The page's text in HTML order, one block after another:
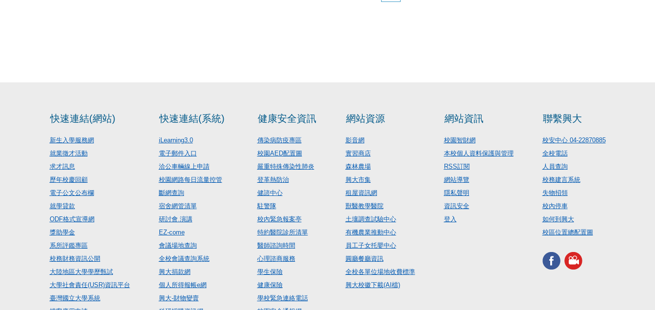
快速連結(網站)
新生入學服務網
就業徵才活動
求才訊息
歷年校慶回顧
電子公文公布欄
就學貸款
ODF格式宣導網
獎助學金
系所評鑑專區
校務財務資訊公開
大陸地區大學學歷甄試
大學社會責任(USR)資訊平台
臺灣國立大學系統
快速連結(系統)
iLearning3.0
電子郵件入口
洽公車輛線上申請
校園網路每日流量控管
斷網查詢
宿舍網管清單
研討會.演講
EZ-come
會議場地查詢
全校會議查詢系統
興大捐款網
個人所得報帳e網
興大-財物變賣
健康安全資訊
傳染病防疫專區
校園AED配置圖
嚴重特殊傳染性肺炎
登革熱防治
健諮中心
駐警隊
校內緊急報案亭
特約醫院診所清單
醫師諮詢時間
心理諮商服務
學生保險
健康保險
學校緊急連絡電話
網站資源
影音網
實習商店
森林農場
興大市集
租屋資訊網
獸醫教學醫院
土壤調查試驗中心
有機農業推動中心
員工子女托嬰中心
圓廳餐廳資訊
全校各單位場地收費標準
興大校徽下載(AI檔)
網站資訊
校園智財網
本校個人資料保護與管理
RSS訂閱
網站導覽
隱私聲明
資訊安全
登入
聯繫興大
校安中心 04-22870885
全校電話
人員查詢
校務建言系統
失物招領
校內停車
如何到興大
校區位置總配置圖